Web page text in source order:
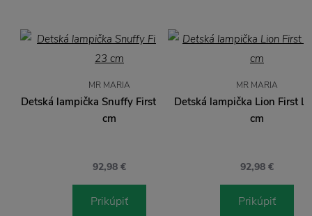
MR MARIA
Detská lampička Snuffy First Light 23
cm
92,98 €
Prikúpiť
MR MARIA
Detská lampička Lion First
cm
92,98 €
Prikúpiť